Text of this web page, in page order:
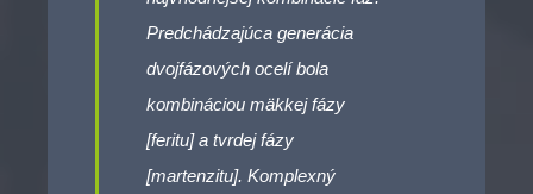
Predchádzajúca generácia
dvojfázových ocelí bola
kombináciou mäkkej fázy
[feritu] a tvrdej fázy
[martenzitu]. Komplexný